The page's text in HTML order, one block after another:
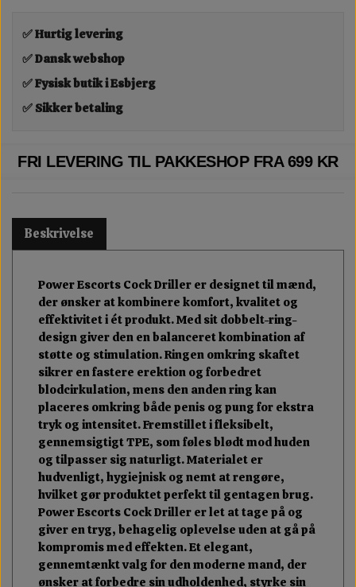
✅ Hurtig levering
✅ Dansk webshop
✅ Fysisk butik i Esbjerg
✅ Sikker betaling
FRI LEVERING TIL PAKKESHOP FRA 699 KR
Beskrivelse
Power Escorts Cock Driller er designet til mænd,
der ønsker at kombinere komfort, kvalitet og
effektivitet i ét produkt. Med sit dobbelt-ring-
design giver den en balanceret kombination af
støtte og stimulation. Ringen omkring skaftet
sikrer en fastere erektion og forbedret
blodcirkulation, mens den anden ring kan
placeres omkring både penis og pung for ekstra
tryk og intensitet. Fremstillet i fleksibelt,
gennemsigtigt TPE, som føles blødt mod huden
og tilpasser sig naturligt. Materialet er
hudvenligt, hygiejnisk og nemt at rengøre,
hvilket gør produktet perfekt til gentagen brug.
Power Escorts Cock Driller er let at tage på og
giver en tryg, behagelig oplevelse uden at gå på
kompromis med effekten. Et elegant,
gennemtænkt valg for den moderne mand, der
ønsker at forbedre sin udholdenhed, styrke sin